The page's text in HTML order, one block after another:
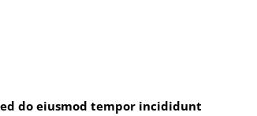
do eiusmod tempor incididunt